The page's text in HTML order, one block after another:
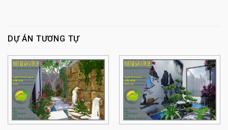
DỰ ÁN TƯƠNG TỰ